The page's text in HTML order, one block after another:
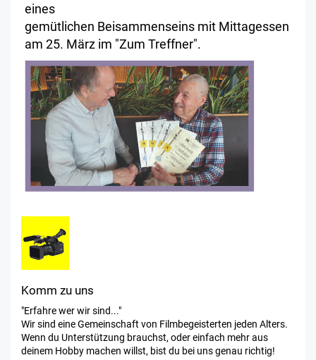
eines
gemütlichen Beisammenseins mit Mittagessen
am 25. März im "Zum Treffner".
Komm zu uns
"Erfahre wer wir sind..."
Wir sind eine Gemeinschaft von Filmbegeisterten jeden Alters.
Wenn du Unterstützung brauchst, oder einfach mehr aus
deinem Hobby machen willst, bist du bei uns genau richtig!